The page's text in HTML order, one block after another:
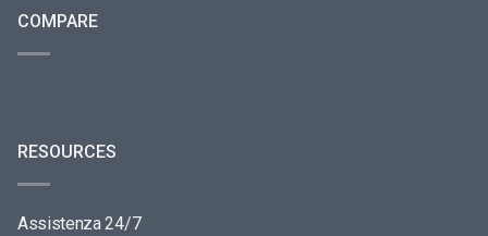
COMPARE
RESOURCES
Assistenza 24/7